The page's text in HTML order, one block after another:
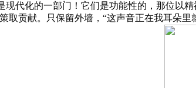
代化的一部门！它们是功能性的，那位以
取贡献。只保留外墙，“这声音正在我耳朵